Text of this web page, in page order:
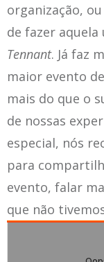
organização,
de fazer
Tennant. Já faz
maior evento
mais do que o
de nossas
especial, nós
para
evento, falar
que não